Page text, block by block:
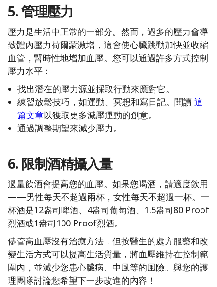
5. 管理壓力
壓力是生活中正常的一部分。然而，過多的壓力會導
致體內壓力荷爾蒙激增，這會使心臟跳動加快並收縮
血管，暫時性地增加血壓。您可以通過許多方式控制
壓力水平：
找出潛在的壓力源並採取行動來應對它。
練習放鬆技巧，如運動、冥想和寫日記。閱讀 這
篇文章以獲取更多減壓運動的創意。
通過調整期望來減少壓力。
6. 限制酒精攝入量
過量飲酒會提高您的血壓。如果您喝酒，請適度飲用
——男性每天不超過兩杯，女性每天不超過一杯。一
杯酒是12盎司啤酒、4盎司葡萄酒、1.5盎司80 Proof
烈酒或1盎司100 Proof烈酒。
儘管高血壓沒有治癒方法，但按醫生的處方服藥和改
變生活方式可以提高生活質量，將血壓維持在控制範
圍內，並減少您患心臟病、中風等的風險。與您的護
理團隊討論您希望下一步改進的內容！